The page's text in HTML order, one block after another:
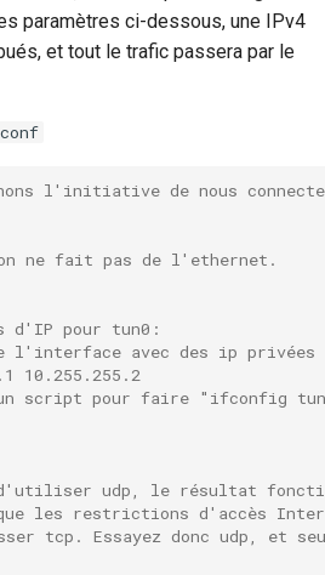
paramètres ci-dessous, une IPv4
et tout le trafic passera par le
l'initiative de nous
ne fait pas de l'ethernet.
d'IP pour tun0:
l'interface avec des ip privées
10.255.255.2
script pour faire "ifconfig
udp, le résultat
les restrictions d'accès
tcp. Essayez donc udp, et